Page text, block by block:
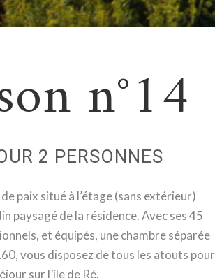
n°14
2 PERSONNES
paix situé à l’étage (sans extérieur)
paysagé de la résidence. Avec ses 45
et équipés, une chambre séparée
vous disposez de tous les atouts pour
sur l’ile de Ré.